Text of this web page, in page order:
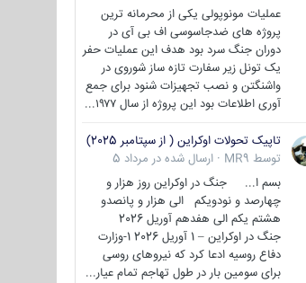
عملیات مونوپولی یکی از محرمانه ترین
پروژه های ضدجاسوسی اف بی آی در
دوران جنگ سرد بود هدف این عملیات حفر
یک تونل زیر سفارت تازه ساز شوروی در
واشنگتن و نصب تجهیزات شنود برای جمع
آوری اطلاعات بود این پروژه از سال ۱۹۷۷...
تاپیک تحولات اوکراین ( از سپتامبر 2025)
توسط MR9
· ارسال شده در مرداد 5
بسم ا... جنگ در اوکراین روز هزار و
چهارصد و نودویکم الی هزار و پانصدو
هشتم یکم الی هفدهم آوریل 2026
جنگ در اوکراین – 1 آوریل 2026 1-وزارت
دفاع روسیه ادعا کرد که نیروهای روسی
برای سومین بار در طول تهاجم تمام عیار...